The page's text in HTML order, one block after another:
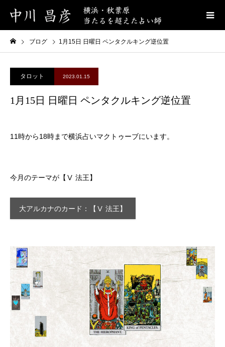
ブログ 1月15日 日曜日 ペンタクルキング逆位置
タロット 2023.01.15
1月15日 日曜日 ペンタクルキング逆位置
11時から18時まで横浜占いマクトゥーブにいます。
今月のテーマが【Ⅴ 法王】
大アルカナのカード：【Ⅴ 法王】